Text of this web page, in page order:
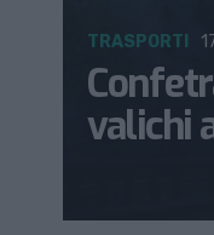
valichi
TRASPORTI